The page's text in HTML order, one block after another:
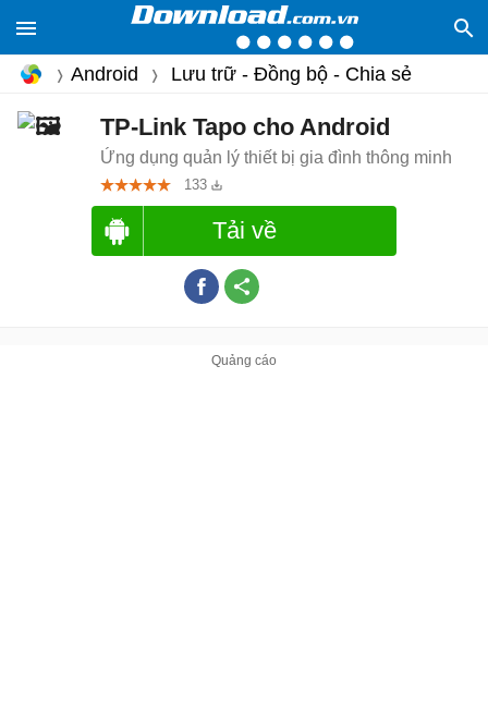
Android Lưu trữ - Đồng bộ - Chia sẻ
TP-Link Tapo cho Android
Ứng dụng quản lý thiết bị gia đình thông minh
133
Tải về